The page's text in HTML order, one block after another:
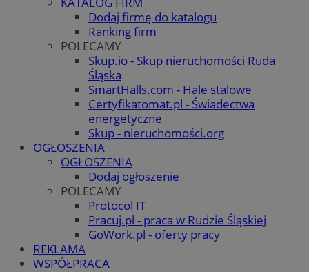
Dodaj firmę do katalogu
Ranking firm
POLECAMY
Skup.io - Skup nieruchomości Ruda
Śląska
SmartHalls.com - Hale stalowe
Certyfikatomat.pl - Świadectwa
energetyczne
Skup - nieruchomości.org
OGŁOSZENIA
OGŁOSZENIA
Dodaj ogłoszenie
POLECAMY
Protocol IT
Pracuj.pl - praca w Rudzie Śląskiej
GoWork.pl - oferty pracy
REKLAMA
WSPÓŁPRACA